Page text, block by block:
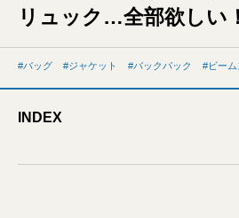
リュック…全部欲しい
バッグ ジャケット バックパック ビーム
INDEX